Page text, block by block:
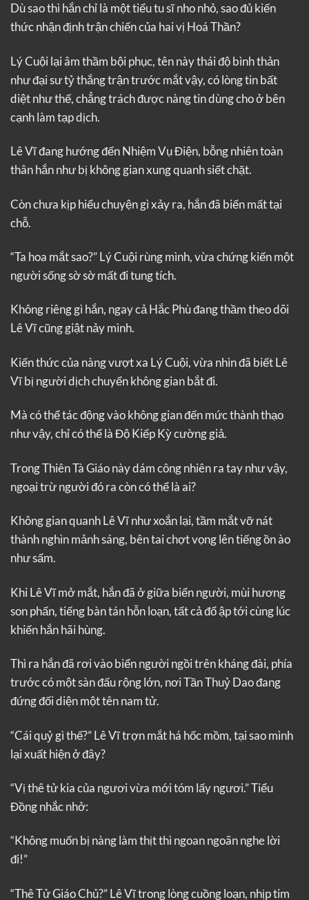
Dù sao thì hắn chỉ là một tiểu tu sĩ nho nhỏ, sao đủ kiến
thức nhận định trận chiến của hai vị Hoá Thần?
Lý Cuội lại âm thầm bội phục, tên này thái độ bình thản
như đại sư tỷ thắng trận trước mắt vậy, có lòng tin bất
diệt như thế, chẳng trách được nàng tin dùng cho ở bên
cạnh làm tạp dịch.
Lê Vĩ đang hướng đến Nhiệm Vụ Điện, bỗng nhiên toàn
thân hắn như bị không gian xung quanh siết chặt.
Còn chưa kịp hiểu chuyện gì xảy ra, hắn đã biến mất tại
chỗ.
“Ta hoa mắt sao?” Lý Cuội rùng mình, vừa chứng kiến một
người sống sờ sờ mất đi tung tích.
Không riêng gì hắn, ngay cả Hắc Phù đang thầm theo dõi
Lê Vĩ cũng giật nảy mình.
Kiến thức của nàng vượt xa Lý Cuội, vừa nhìn đã biết Lê
Vĩ bị người dịch chuyển không gian bắt đi.
Mà có thể tác động vào không gian đến mức thành thạo
như vậy, chỉ có thể là Độ Kiếp Kỳ cường giả.
Trong Thiên Tà Giáo này dám công nhiên ra tay như vậy,
ngoại trừ người đó ra còn có thể là ai?
Không gian quanh Lê Vĩ như xoắn lại, tầm mắt vỡ nát
thành nghìn mảnh sáng, bên tai chợt vọng lên tiếng ồn ào
như sấm.
Khi Lê Vĩ mở mắt, hắn đã ở giữa biển người, mùi hương
son phấn, tiếng bàn tán hỗn loạn, tất cả đổ ập tới cùng lúc
khiến hắn hãi hùng.
Thì ra hắn đã rơi vào biển người ngồi trên kháng đài, phía
trước có một sàn đấu rộng lớn, nơi Tần Thuỷ Dao đang
đứng đối diện một tên nam tử.
“Cái quỷ gì thế?” Lê Vĩ trợn mắt há hốc mồm, tại sao mình
lại xuất hiện ở đây?
“Vị thê tử kia của ngươi vừa mới tóm lấy ngươi.” Tiểu
Đồng nhắc nhở:
“Không muốn bị nàng làm thịt thì ngoan ngoãn nghe lời
đi!”
“Thê Tử Giáo Chủ?” Lê Vĩ trong lòng cuồng loạn, nhịp tim